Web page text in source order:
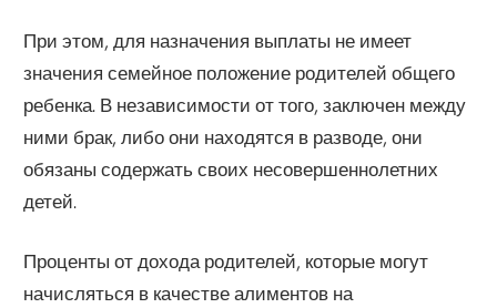
При этом, для назначения выплаты не имеет
значения семейное положение родителей общего
ребенка. В независимости от того, заключен между
ними брак, либо они находятся в разводе, они
обязаны содержать своих несовершеннолетних
детей.
Проценты от дохода родителей, которые могут
начисляться в качестве алиментов на